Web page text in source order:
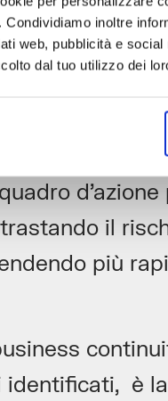
Condividiamo inoltre
web, pubblicità e
dal tuo utilizzo dei
minacce e
da
di rischio
per
il
più
è